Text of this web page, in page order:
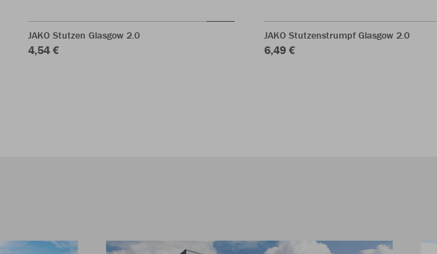
JAKO Stutzen Glasgow 2.0
4,54 €
JAKO Stutzenstrumpf Glasgow 2.0
6,49 €